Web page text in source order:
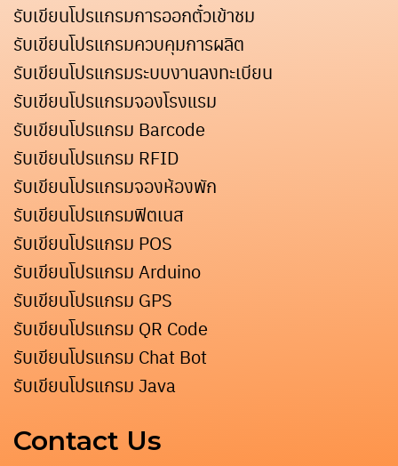
รับเขียนโปรแกรมการออกตั๋วเข้าชม
รับเขียนโปรแกรมควบคุมการผลิต
รับเขียนโปรแกรมระบบงานลงทะเบียน
รับเขียนโปรแกรมจองโรงแรม
รับเขียนโปรแกรม Barcode
รับเขียนโปรแกรม RFID
รับเขียนโปรแกรมจองห้องพัก
รับเขียนโปรแกรมฟิตเนส
รับเขียนโปรแกรม POS
รับเขียนโปรแกรม Arduino
รับเขียนโปรแกรม GPS
รับเขียนโปรแกรม QR Code
รับเขียนโปรแกรม Chat Bot
รับเขียนโปรแกรม Java
Contact Us